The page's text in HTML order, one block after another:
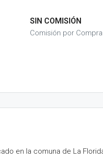
SIN COMISIÓN
Comisión por Compra
en la comuna de La